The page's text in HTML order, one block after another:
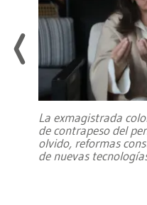
La exmagistrada
de contrapeso del
olvido, reformas
de nuevas